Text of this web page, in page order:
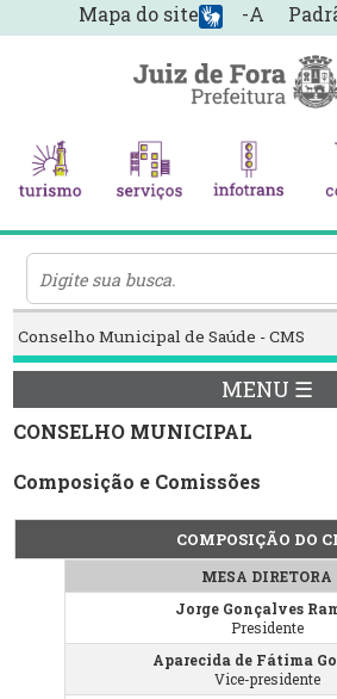
-A
Mapa do site
Conselho Municipal de Saúde - CMS
MENU ☰
CONSELHO MUNICIPAL
Composição e Comissões
COMPOSIÇÃO DO
MESA DIRETORA
Jorge Gonçalves
Presidente
Aparecida de Fátima
Vice-presidente